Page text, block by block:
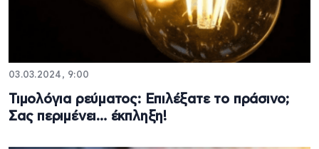
03.03.2024, 9:00
Τιμολόγια ρεύματος: Επιλέξατε το πράσινο;
Σας περιμένει… έκπληξη!